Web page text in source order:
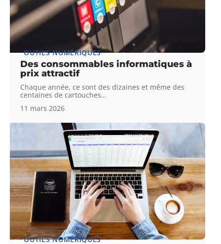
OUTILS NUMÉRIQUES
Des consommables informatiques à
prix attractif
Chaque année, ce sont des dizaines et même des
centaines de cartouches…
11 mars 2026
OUTILS NUMÉRIQUES